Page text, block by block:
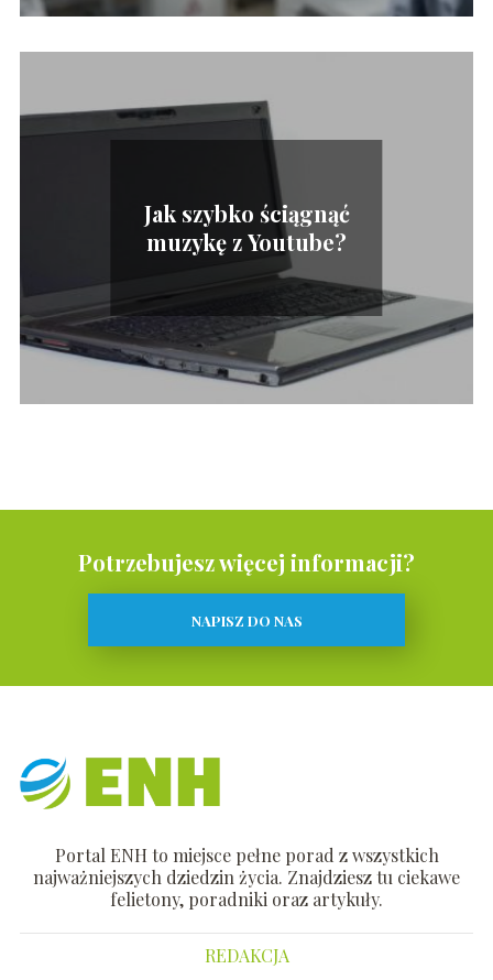
Jak szybko ściągnąć
muzykę z Youtube?
Potrzebujesz więcej informacji?
NAPISZ DO NAS
Portal ENH to miejsce pełne porad z wszystkich
najważniejszych dziedzin życia. Znajdziesz tu ciekawe
felietony, poradniki oraz artykuły.
REDAKCJA